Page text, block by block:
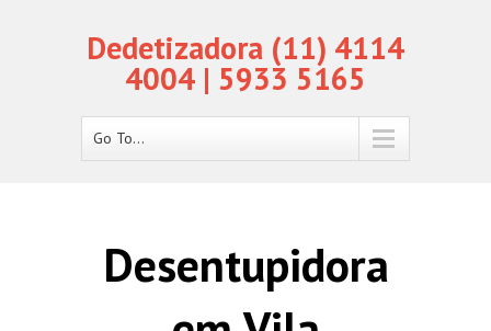
Dedetizadora (11) 4114
4004 | 5933 5165
Go To...
Desentupidora